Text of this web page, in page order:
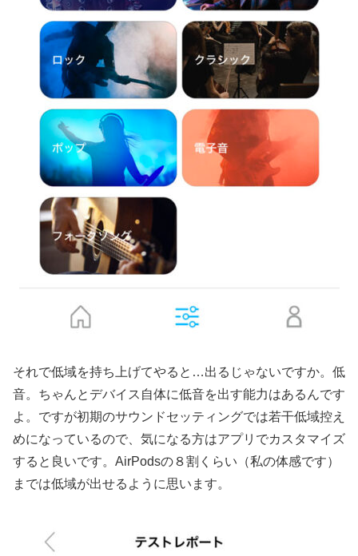
それで低域を持ち上げてやると…出るじゃないですか。低
音。ちゃんとデバイス自体に低音を出す能力はあるんです
よ。ですが初期のサウンドセッティングでは若干低域控え
めになっているので、気になる方はアプリでカスタマイズ
すると良いです。AirPodsの８割くらい（私の体感です）
までは低域が出せるように思います。